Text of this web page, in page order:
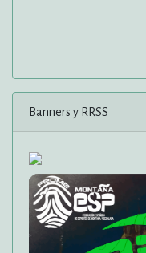
Banners y RRSS